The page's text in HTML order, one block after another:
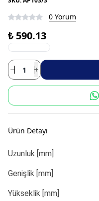
0 Yorum
₺ 590.13
Ürün Detayı
Uzunluk [mm]
Genişlik [mm]
Yükseklik [mm]